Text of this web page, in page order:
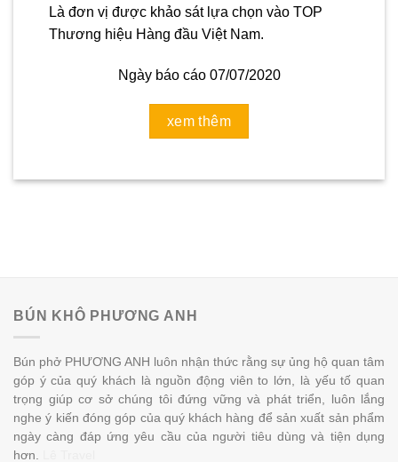
Là đơn vị được khảo sát lựa chọn vào TOP
Thương hiệu Hàng đầu Việt Nam.
Ngày báo cáo 07/07/2020
xem thêm
BÚN KHÔ PHƯƠNG ANH
Bún phở PHƯƠNG ANH luôn nhận thức rằng sự ủng hộ quan tâm
góp ý của quý khách là nguồn động viên to lớn, là yếu tố quan
trọng giúp cơ sở chúng tôi đứng vững và phát triển, luôn lắng
nghe ý kiến đóng góp của quý khách hàng để sản xuất sản phẩm
ngày càng đáp ứng yêu cầu của người tiêu dùng và tiện dụng
hơn.